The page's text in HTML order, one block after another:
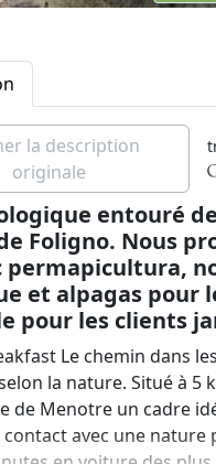
la description
originale
entouré
Foligno. Nous
permapicultura,
et alpagas pour
pour les clients
Le chemin dans
la nature. Situé à 5
de Menotre un cadre
contact avec une nature